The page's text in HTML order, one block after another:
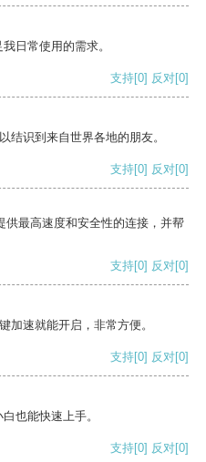
日常使用的需求。
支持[0] 反对[0]
结识到来自世界各地的朋友。
支持[0] 反对[0]
最高速度和安全性的连接，并帮
支持[0] 反对[0]
加速就能开启，非常方便。
支持[0] 反对[0]
也能快速上手。
支持[0] 反对[0]